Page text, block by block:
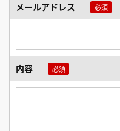
メールアドレス
内容